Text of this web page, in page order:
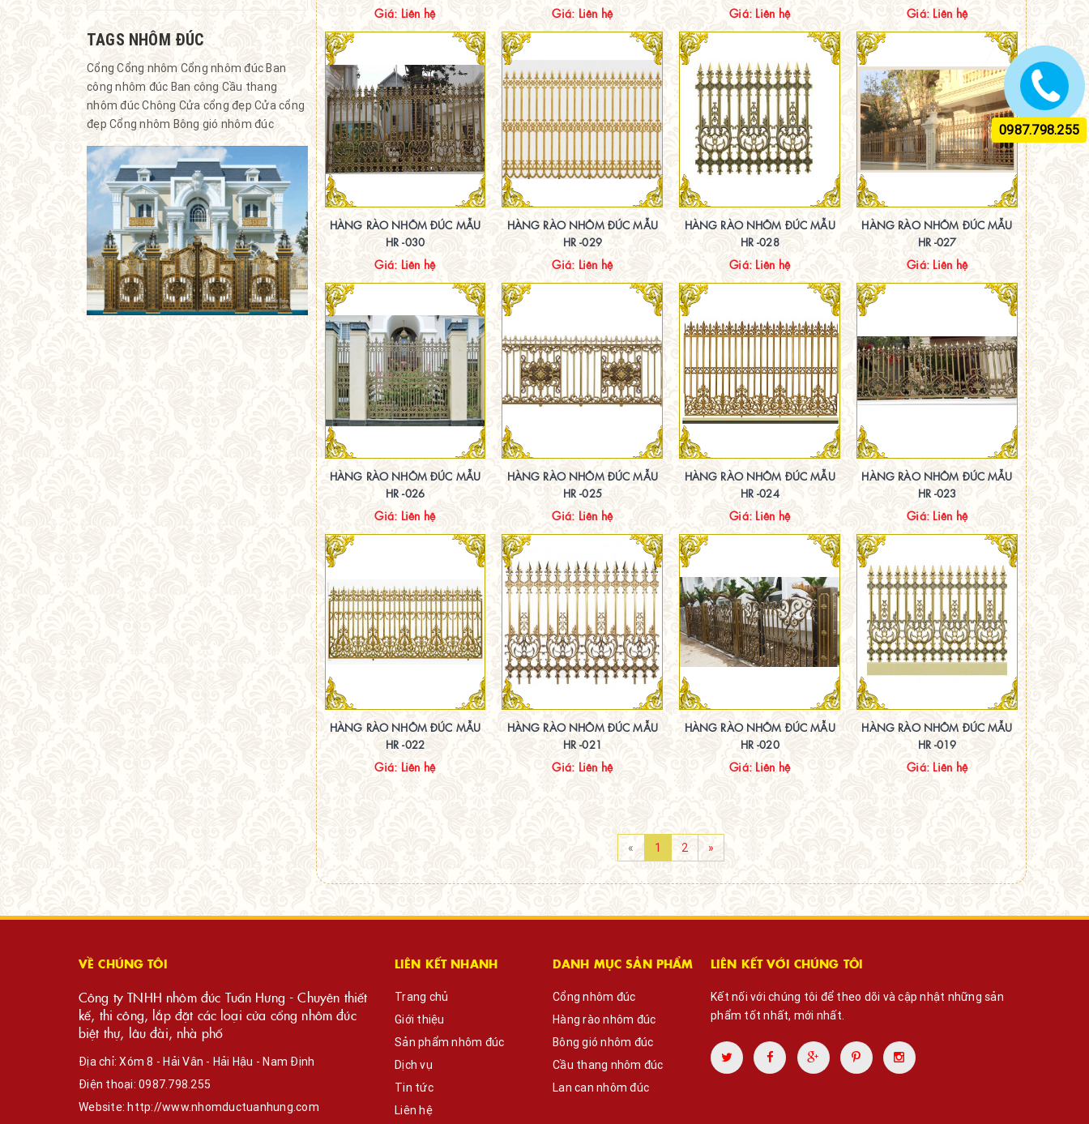
Giá: Liên hệ Giá: Liên hệ Giá: Liên hệ Giá: Liên hệ
HÀNG RÀO NHÔM ĐÚC MẪU
HR -030
Giá: Liên hệ
HÀNG RÀO NHÔM ĐÚC MẪU
HR -029
Giá: Liên hệ
HÀNG RÀO NHÔM ĐÚC MẪU
HR -028
Giá: Liên hệ
HÀNG RÀO NHÔM ĐÚC MẪU
HR -027
Giá: Liên hệ
HÀNG RÀO NHÔM ĐÚC MẪU
HR -026
Giá: Liên hệ
HÀNG RÀO NHÔM ĐÚC MẪU
HR -025
Giá: Liên hệ
HÀNG RÀO NHÔM ĐÚC MẪU
HR -024
Giá: Liên hệ
HÀNG RÀO NHÔM ĐÚC MẪU
HR -023
Giá: Liên hệ
HÀNG RÀO NHÔM ĐÚC MẪU
HR -022
Giá: Liên hệ
HÀNG RÀO NHÔM ĐÚC MẪU
HR -021
Giá: Liên hệ
HÀNG RÀO NHÔM ĐÚC MẪU
HR -020
Giá: Liên hệ
HÀNG RÀO NHÔM ĐÚC MẪU
HR -019
Giá: Liên hệ
« 1 2 »
TAGS NHÔM ĐÚC
Cổng Cổng nhôm Cổng nhôm đúcBan
công nhôm đúc Ban công Cầu thang
nhôm đúcChông Cửa cổng đẹp Cửa cổng
đẹp Cổng nhôm Bông gió nhôm đúc
VỀ CHÚNG TÔI
Công ty TNHH nhôm đúc Tuấn Hưng - Chuyên thiết
kế, thi công, lắp đặt các loại cửa cổng nhôm đúc
biệt thự, lâu đài, nhà phố
Địa chỉ: Xóm 8 - Hải Vân - Hải Hậu - Nam Định
Điện thoại: 0987.798.255
Website:http://www.nhomductuanhung.com
LIÊN KẾT NHANH
Trang chủ
Giới thiệu
Sản phẩm nhôm đúc
Dịch vụ
Tin tức
Liên hệ
DANH MỤC SẢN PHẨM
Cổng nhôm đúc
Hàng rào nhôm đúc
Bông gió nhôm đúc
Cầu thang nhôm đúc
Lan can nhôm đúc
LIÊN KẾT VỚI CHÚNG TÔI
Kết nối với chúng tôi để theo dõi và cập nhật những sản
phẩm tốt nhất, mới nhất.
0987.798.255